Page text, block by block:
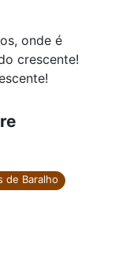
onde é
crescente!
de Baralho